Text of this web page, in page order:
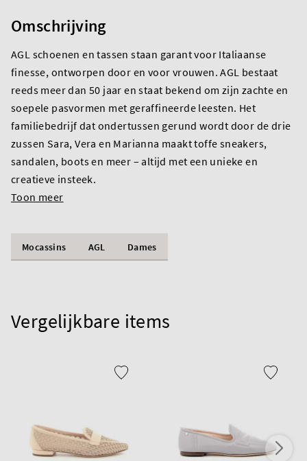
Omschrijving
AGL schoenen en tassen staan garant voor Italiaanse
finesse, ontworpen door en voor vrouwen. AGL bestaat
reeds meer dan 50 jaar en staat bekend om zijn zachte en
soepele pasvormen met geraffineerde leesten. Het
familiebedrijf dat ondertussen gerund wordt door de drie
zussen Sara, Vera en Marianna maakt toffe sneakers,
sandalen, boots en meer – altijd met een unieke en
creatieve insteek.
Toon meer
Mocassins AGL Dames
Vergelijkbare items